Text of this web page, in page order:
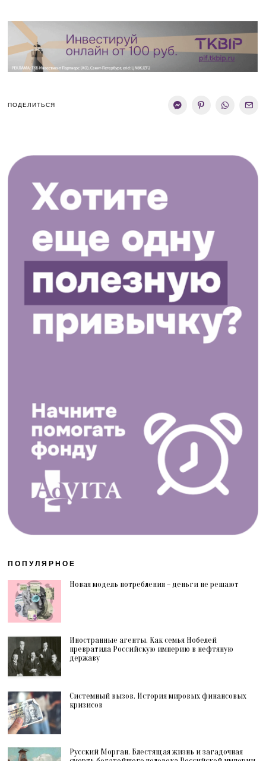
ПОДЕЛИТЬСЯ
ПОПУЛЯРНОЕ
Новая модель потребления – деньги не решают
Иностранные агенты. Как семья Нобелей
превратила Российскую империю в нефтяную
державу
Системный вызов. История мировых финансовых
кризисов
Русский Морган. Блестящая жизнь и загадочная